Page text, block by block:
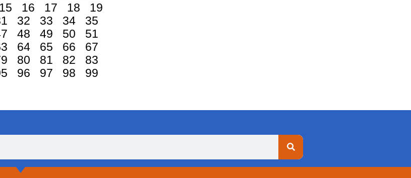
15 16 17 18
19
32 33 34
35
48 49 50
51
64 65 66
67
80 81 82
83
96 97 98
99